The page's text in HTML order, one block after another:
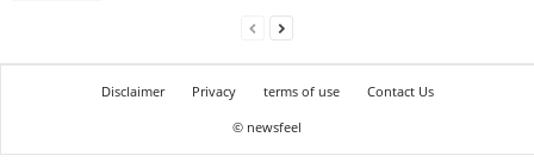
Disclaimer Privacy terms of use
Contact Us
© newsfeel